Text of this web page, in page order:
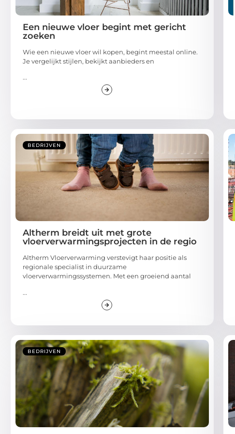
Een nieuwe vloer begint met gericht
zoeken
Wie een nieuwe vloer wil kopen, begint meestal online.
Je vergelijkt stijlen, bekijkt aanbieders en
...
BEDRIJVEN
Altherm breidt uit met grote
vloerverwarmingsprojecten in de regio
Altherm Vloerverwarming verstevigt haar positie als
regionale specialist in duurzame
vloerverwarmingssystemen. Met een groeiend aantal
...
BEDRIJVEN